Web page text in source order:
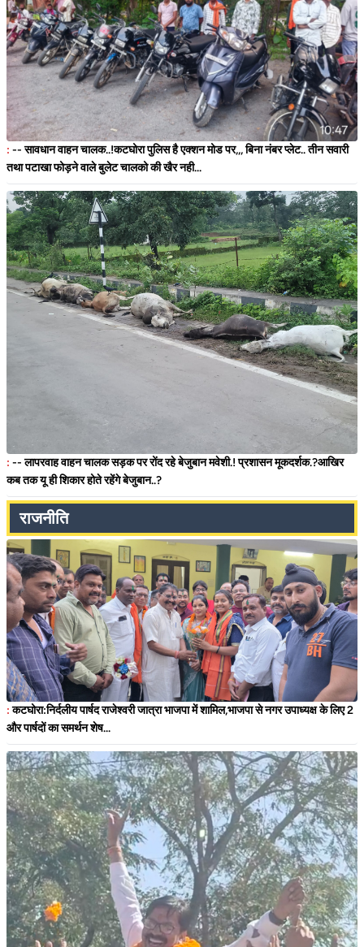
: -- सावधान वाहन चालक..!कटघोरा पुलिस है एक्शन मोड पर,,, बिना नंबर प्लेट.. तीन सवारी
तथा पटाखा फोड़ने वाले बुलेट चालको की खैर नही...
: -- लापरवाह वाहन चालक सड़क पर रोंद रहे बेजुबान मवेशी.! प्रशासन मूकदर्शक.?आखिर
कब तक यू ही शिकार होते रहेंगे बेजुबान..?
राजनीति
:कटघोरा:निर्दलीय पार्षद राजेश्वरी जात्रा भाजपा में शामिल,भाजपा से नगर उपाध्यक्ष के लिए 2
और पार्षदों का समर्थन शेष...